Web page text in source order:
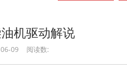
机驱动解说
09 阅读数:
油漆桶破碎机